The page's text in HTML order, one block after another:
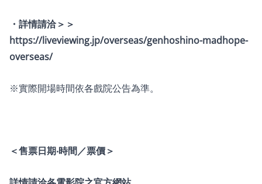
・詳情請洽＞＞
https://liveviewing.jp/overseas/genhoshino-madhope-
overseas/
※實際開場時間依各戲院公告為準。
＜售票日期‧時間／票價＞